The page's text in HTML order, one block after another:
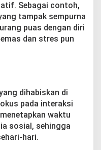
Sebagai contoh,
tampak sempurna
puas dengan diri
dan stres pun
dihabiskan di
pada interaksi
waktu
sosial, sehingga
hari.